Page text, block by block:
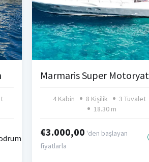
Marmaris Super Motoryat
4 Kabin 8 Kişilik
3 Tuvalet
18.30 m
€3.000,00 'den başlayan
fiyatlarla